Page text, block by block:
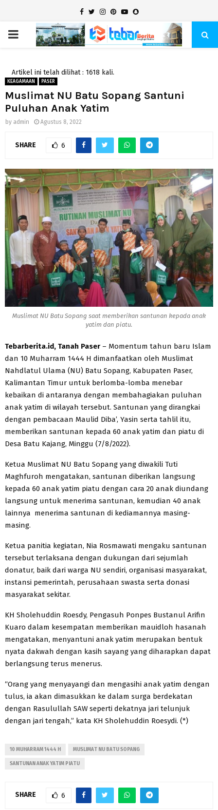
Facebook
TwitterInstagram
Pinterest
YoutubeSnapchat
PRIMARY
Artikel ini telah dilihat : 1618 kali.
KEAGAMAAN PASER
Muslimat NU Batu Sopang Santuni
Puluhan Anak Yatim
by admin Agustus 8, 2022
SHARE 6
Muslimat NU Batu Sopang saat memberikan santunan kepada anak
yatim dan piatu.
Tebarberita.id, Tanah Paser – Momentum tahun baru Islam
dan 10 Muharram 1444 H dimanfaatkan oleh Muslimat
Nahdlatul Ulama (NU) Batu Sopang, Kabupaten Paser,
Kalimantan Timur untuk berlomba-lomba menebar
kebaikan di antaranya dengan membahagiakan puluhan
anak yatim di wilayah tersebut. Santunan yang dirangkai
dengan pembacaan Maulid Diba’, Yasin serta tahlil itu,
memberikan santunan kepada 60 anak yatim dan piatu di
Desa Batu Kajang, Minggu (7/8/2022).
Ketua Muslimat NU Batu Sopang yang diwakili Tuti
Maghfuroh mengatakan, santunan diberikan langsung
kepada 60 anak yatim piatu dengan cara 20 anak diundang
langsung untuk menerima santunan, kemudian 40 anak
lainnya menerima santunan di kediamannya masing-
masing.
Ketua panitia kegiatan, Nia Rosmawati mengaku santunan
tersebut terlaksana dengan dukungan dari sejumlah
donatur, baik dari warga NU sendiri, organisasi masyarakat,
instansi pemerintah, perusahaan swasta serta donasi
masyarakat sekitar.
KH Sholehuddin Roesdy, Pengasuh Ponpes Bustanul Arifin
Kuaro dalam kesempatan memberikan mauidloh hasanah
mengatakan, menyantuni anak yatim merupakan bentuk
nyata dakwah dengan kasih sayang yang diharapkan dapat
berlangsung terus menerus.
“Orang yang menyayangi dan mengasihi anak yatim dengan
tulus, ia akan dimasukkan ke dalam surga berdekatan
dengan Rasulullah SAW seperti dekatnya jari telunjuk
dengan jari tengah,” kata KH Sholehuddin Roesydi. (*)
10 MUHARRAM 1444 H MUSLIMAT NU BATU SOPANG
SANTUNAN ANAK YATIM PIATU
SHARE 6